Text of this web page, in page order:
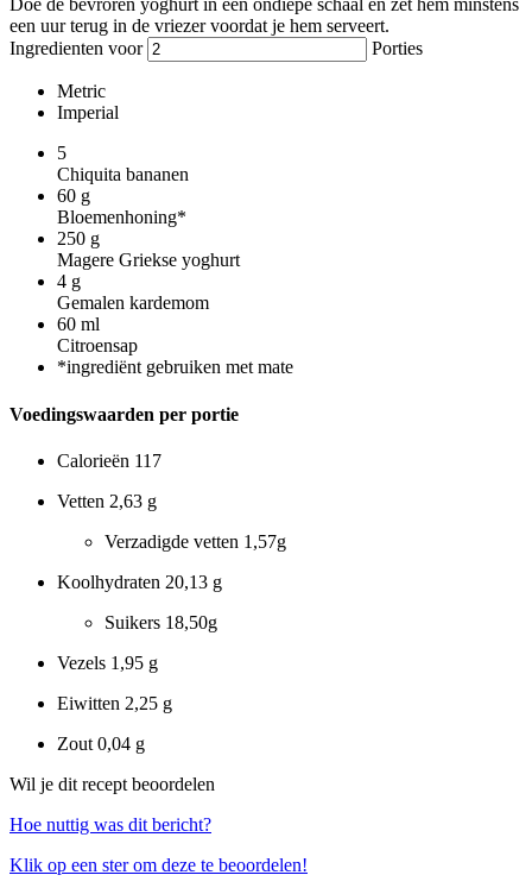
Doe de bevroren yoghurt in een ondiepe schaal en zet hem minstens
een uur terug in de vriezer voordat je hem serveert.
Ingredienten voor
Porties
Metric
Imperial
5
Chiquita bananen
60 g
Bloemenhoning*
250 g
Magere Griekse yoghurt
4 g
Gemalen kardemom
60 ml
Citroensap
*ingrediënt gebruiken met mate
Voedingswaarden per portie
Calorieën 117
Vetten 2,63 g
Verzadigde vetten 1,57g
Koolhydraten 20,13 g
Suikers 18,50g
Vezels 1,95 g
Eiwitten 2,25 g
Zout 0,04 g
Wil je dit recept beoordelen
Hoe nuttig was dit bericht?
Klik op een ster om deze te beoordelen!